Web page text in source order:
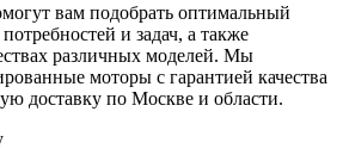
вам подобрать оптимальный
и задач, а также
различных моделей. Мы
моторы с гарантией качества
доставку по Москве и области.